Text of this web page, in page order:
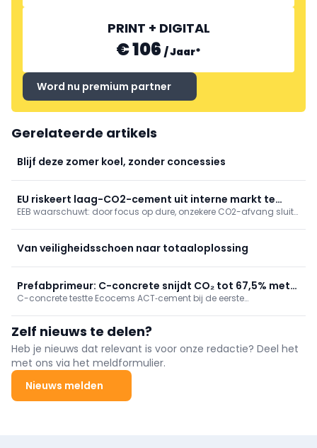
PRINT + DIGITAL
€ 106 /Jaar*
Word nu premium partner
Gerelateerde artikels
Blijf deze zomer koel, zonder concessies
EU riskeert laag-CO2-cement uit interne markt te
sluiten
EEB waarschuwt: door focus op dure, onzekere CO2-afvang sluit
besparen; vraag om prestatie-eisen in normen en aanbesteding.
Van veiligheidsschoen naar totaaloplossing
Prefabprimeur: C-concrete snijdt CO₂ tot 67,5% met
Ecocems ACT-cement
C-concrete testte Ecocems ACT‑cement bij de eerste
gelijke prestaties. De technologie is schaalbaar; een fabriek in
Duinkerke opent eind 2026.
Zelf nieuws te delen?
Heb je nieuws dat relevant is voor onze redactie? Deel het
met ons via het meldformulier.
Nieuws melden